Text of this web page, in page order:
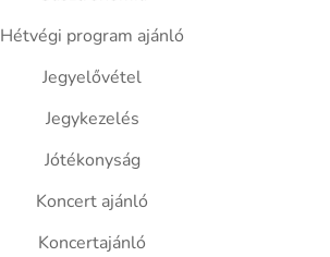
Hétvégi program ajánló
Jegyelővétel
Jegykezelés
Jótékonyság
Koncert ajánló
Koncertajánló